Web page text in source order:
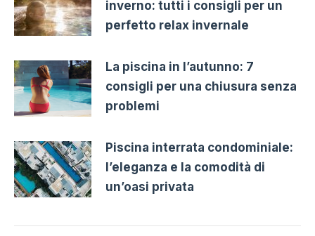
inverno: tutti i consigli per un
perfetto relax invernale
La piscina in l’autunno: 7
consigli per una chiusura senza
problemi
Piscina interrata condominiale:
l’eleganza e la comodità di
un’oasi privata